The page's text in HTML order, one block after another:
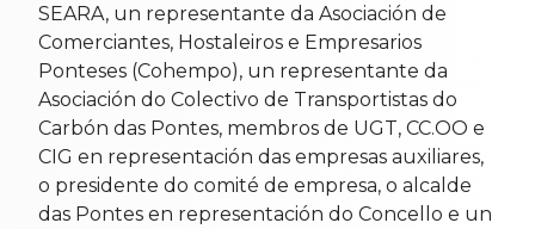
SEARA, un representante da Asociación de
Comerciantes, Hostaleiros e Empresarios
Ponteses (Cohempo), un representante da
Asociación do Colectivo de Transportistas do
Carbón das Pontes, membros de UGT, CC.OO e
CIG en representación das empresas auxiliares,
o presidente do comité de empresa, o alcalde
das Pontes en representación do Concello e un